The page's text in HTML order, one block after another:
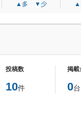
▲多
▼少
▲
投稿数
10件
掲載
0台